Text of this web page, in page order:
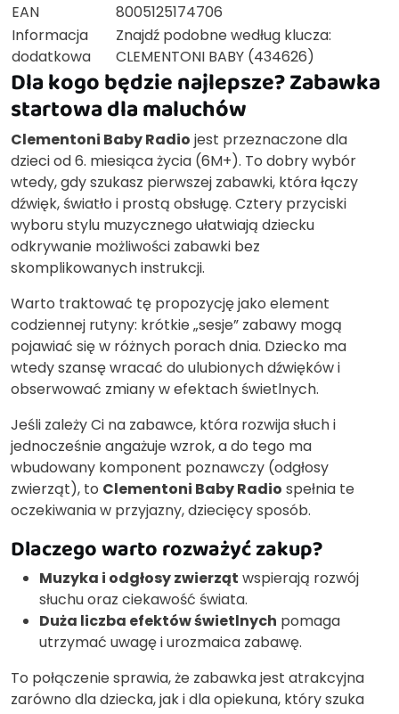
EAN
8005125174706
Informacja
dodatkowa
Znajdź podobne według klucza:
CLEMENTONI BABY (434626)
Dla kogo będzie najlepsze? Zabawka
startowa dla maluchów
Clementoni Baby Radio jest przeznaczone dla
dzieci od 6. miesiąca życia (6M+). To dobry wybór
wtedy, gdy szukasz pierwszej zabawki, która łączy
dźwięk, światło i prostą obsługę. Cztery przyciski
wyboru stylu muzycznego ułatwiają dziecku
odkrywanie możliwości zabawki bez
skomplikowanych instrukcji.
Warto traktować tę propozycję jako element
codziennej rutyny: krótkie „sesje” zabawy mogą
pojawiać się w różnych porach dnia. Dziecko ma
wtedy szansę wracać do ulubionych dźwięków i
obserwować zmiany w efektach świetlnych.
Jeśli zależy Ci na zabawce, która rozwija słuch i
jednocześnie angażuje wzrok, a do tego ma
wbudowany komponent poznawczy (odgłosy
zwierząt), to Clementoni Baby Radio spełnia te
oczekiwania w przyjazny, dziecięcy sposób.
Dlaczego warto rozważyć zakup?
Muzyka i odgłosy zwierząt wspierają rozwój
słuchu oraz ciekawość świata.
Duża liczba efektów świetlnych pomaga
utrzymać uwagę i urozmaica zabawę.
To połączenie sprawia, że zabawka jest atrakcyjna
zarówno dla dziecka, jak i dla opiekuna, który szuka